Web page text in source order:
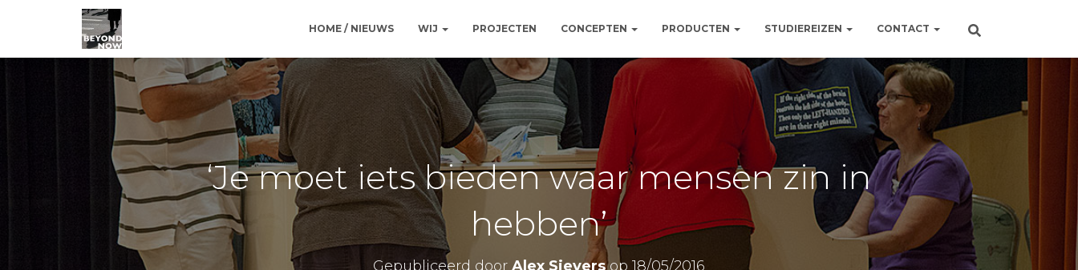
HOME / NIEUWS WIJ PROJECTEN CONCEPTEN PRODUCTEN STUDIEREIZEN CONTACT
‘Je moet iets bieden waar mensen zin in
hebben’
Gepubliceerd door Alex Sieversop 18/05/2016